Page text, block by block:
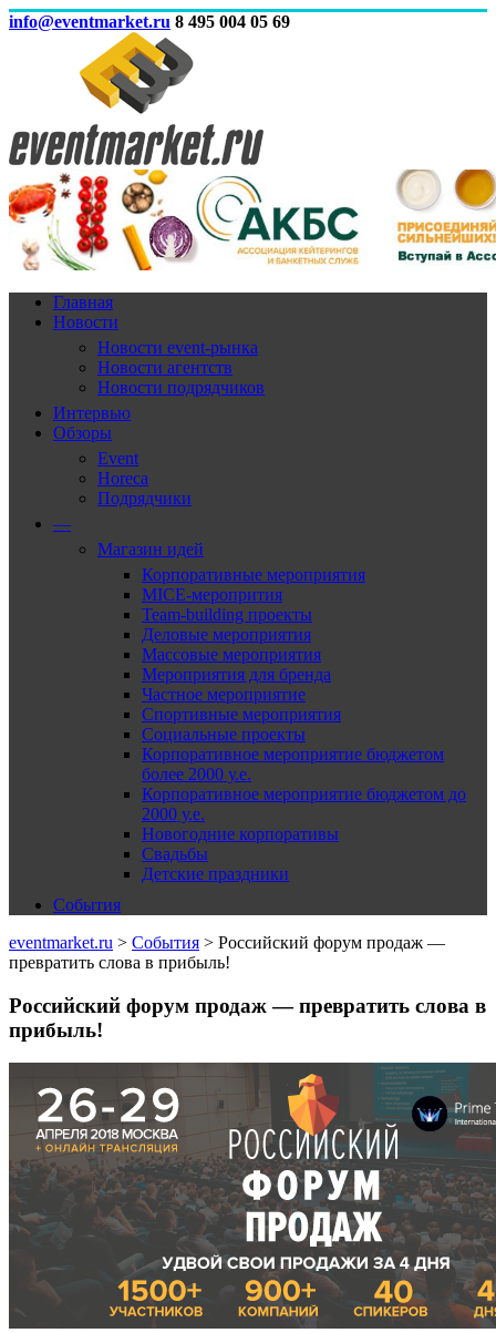
info@eventmarket.ru 8 495 004 05 69
Главная
Новости
Новости event-рынка
Новости агентств
Новости подрядчиков
Интервью
Обзоры
Event
Horeca
Подрядчики
—
Магазин идей
Корпоративные мероприятия
MICE-меропрития
Team-building проекты
Деловые мероприятия
Массовые мероприятия
Мероприятия для бренда
Частное мероприятие
Спортивные мероприятия
Социальные проекты
Корпоративное мероприятие бюджетом
более 2000 у.е.
Корпоративное мероприятие бюджетом до
2000 у.е.
Новогодние корпоративы
Свадьбы
Детские праздники
События
eventmarket.ru > События > Российский форум продаж —
превратить слова в прибыль!
Российский форум продаж — превратить слова в
прибыль!